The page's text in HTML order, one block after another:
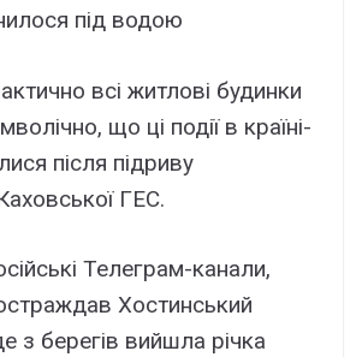
під водою
всі житлові будинки
що ці події в країні-
після підриву
ГЕС.
Телеграм-канали,
Хостинський
з берегів вийшла річка